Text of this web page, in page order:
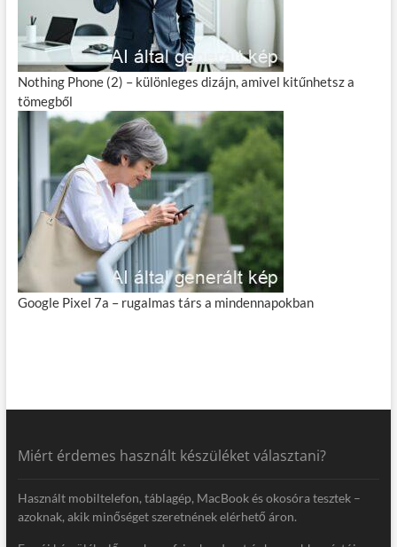
Nothing Phone (2) – különleges dizájn, amivel kitűnhetsz a
tömegből
Google Pixel 7a – rugalmas társ a mindennapokban
Miért érdemes használt készüléket választani?
Használt mobiltelefon, táblagép, MacBook és okosóra tesztek –
azoknak, akik minőséget szeretnének elérhető áron.